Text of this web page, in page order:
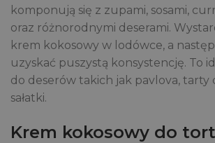
komponują się z zupami, sosami,
oraz różnorodnymi deserami.
krem kokosowy w lodówce, a
uzyskać puszystą konsystencję. To
do deserów takich jak pavlova, tarty
sałatki.
Krem kokosowy do